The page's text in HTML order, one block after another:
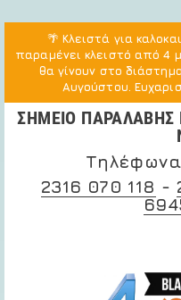
🌴 Κλειστά για
παραμένει κλειστό από 4
θα γίνουν στο
Αυγούστου.
ΣΗΜΕΙΟ
Τηλέφωνα
2316 070 118 -